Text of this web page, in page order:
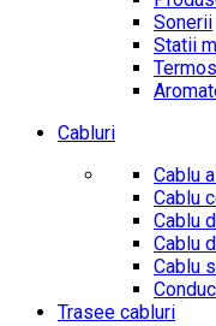
Sonerii
Statii
Cabluri
Cablu
Cablu
Cablu
Cablu
Cablu
Trasee cabluri